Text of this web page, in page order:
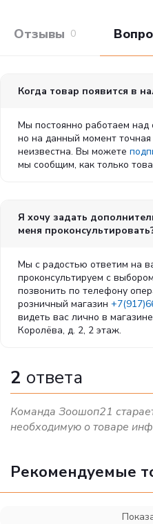
900 ME, Железо: 34 мг, Йод:
131 мг, Ceлeн: 0,05 мг –
Клиноптилолит осадочного
Белки: 41 % - Жиры: 15 % -
Клетчатка общая: 3,1 % -
вещества: 26,7 %
Проследите, чтобы у вашей
вода!
Суточная норма корма
Вес кошки
Недостаточный
* Ориентируйтесь на суточный
Отзывы
0
Когда товар появится в
Мы постоянно работаем над
но на данный момент
неизвестна. Вы можете
мы сообщим, как только
Я хочу задать
меня
Мы с радостью ответим на
проконсультируем с
позвонить по телефону
розничный магазин
видеть вас лично в
Королёва, д. 2, 2 этаж.
2 ответа
Команда Зоошоп21
необходимую о товаре
Рекомендуемые